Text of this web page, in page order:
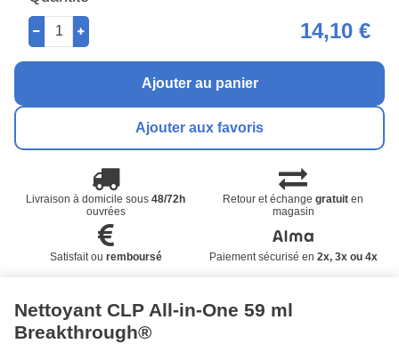
14,10 €
Ajouter au panier
Ajouter aux favoris
Livraison à domicile sous48/72h
ouvrées
Retour et échangegratuit en
magasin
Satisfait ou remboursé Paiement sécurisé en 2x, 3x ou 4x
Nettoyant CLP All-in-One 59 ml
Breakthrough®